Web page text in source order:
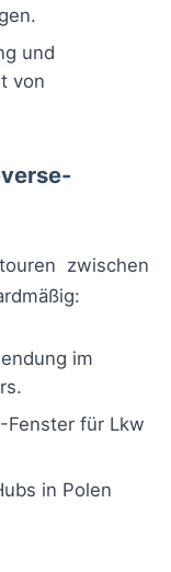
und
von
zwischen
im
-Fenster für Lkw
in Polen